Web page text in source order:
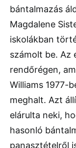
bántalmazás
Magdalene
iskolákban
számolt be. Az
rendőrégen,
Williams 1977-
meghalt. Azt
elárulta neki,
hasonló
panasztételről